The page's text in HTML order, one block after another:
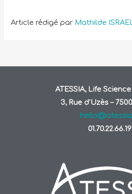
Article rédigé par Mathilde
ATESSIA, Life
3, Rue d’Uzès –
01.70.22.66.19